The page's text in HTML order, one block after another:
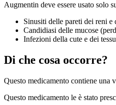
Augmentin deve essere usato solo
Sinusiti delle pareti dei reni
Candidiasi delle mucose
Infezioni della cute e dei
Di che cosa occorre?
Questo medicamento contiene una
Questo medicamento le è stato